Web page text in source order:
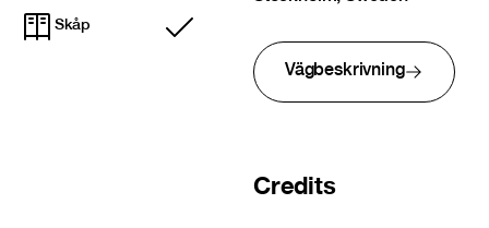
Skåp
Ingår
Vägbeskrivning
Credits